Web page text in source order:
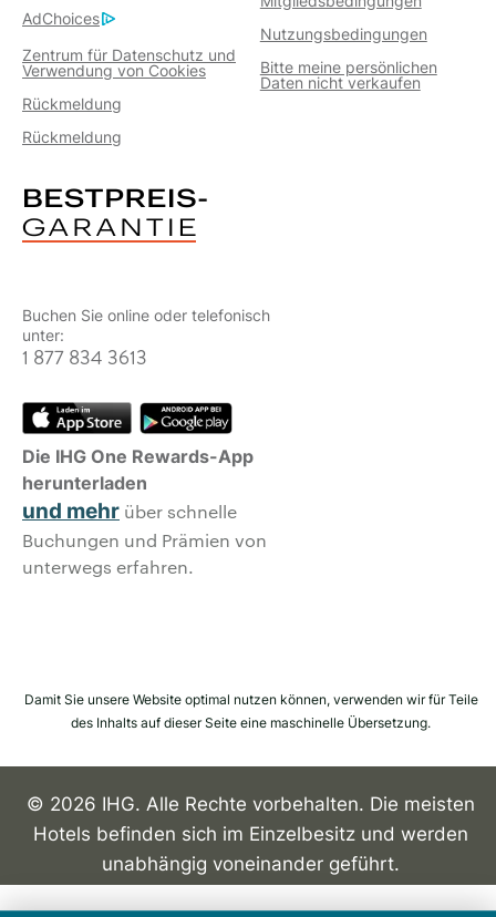
AdChoices
Nutzungsbedingungen
Zentrum für Datenschutz und
Verwendung von Cookies
Bitte meine persönlichen
Daten nicht verkaufen
Rückmeldung
Rückmeldung
Buchen Sie online oder telefonisch
unter:
1 877 834 3613
Die IHG One Rewards-App
herunterladen
und mehr über schnelle
Buchungen und Prämien von
unterwegs erfahren.
Damit Sie unsere Website optimal nutzen können, verwenden wir für Teile
des Inhalts auf dieser Seite eine maschinelle Übersetzung.
© 2026 IHG. Alle Rechte vorbehalten. Die meisten
Hotels befinden sich im Einzelbesitz und werden
unabhängig voneinander geführt.